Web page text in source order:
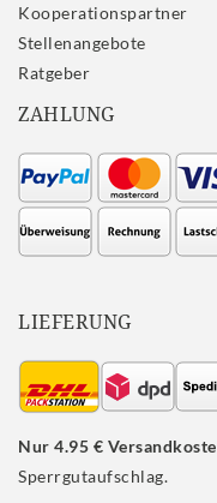
Kooperationspartner
Stellenangebote
Ratgeber
ZAHLUNG
LIEFERUNG
Nur 4.95 €
Sperrgutaufschlag.